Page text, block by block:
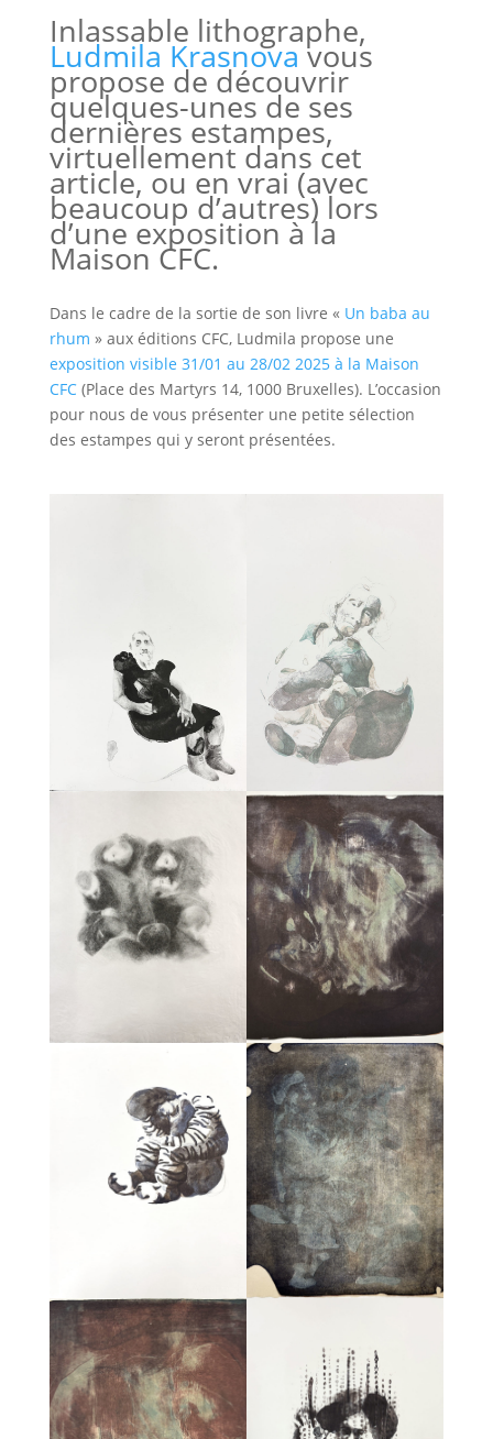
Inlassable lithographe,
Ludmila Krasnovavous
propose de découvrir
quelques-unes de ses
dernières estampes,
virtuellement dans cet
article, ou en vrai (avec
beaucoup d’autres) lors
d’une exposition à la
Maison CFC.
Dans le cadre de la sortie de son livre « Un baba au
rhum » aux éditions CFC, Ludmila propose une
exposition visible 31/01 au 28/02 2025 à la Maison
CFC(Place des Martyrs 14, 1000 Bruxelles). L’occasion
pour nous de vous présenter une petite sélection
des estampes qui y seront présentées.